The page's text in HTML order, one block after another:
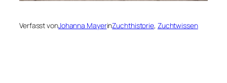
Verfasst vonJohanna MayerinZuchthistorie, Zuchtwissen